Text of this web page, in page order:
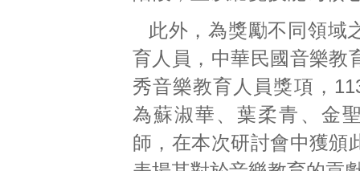
此外，為獎勵不同領域
育人員，中華民國音樂教
秀音樂教育人員獎項，
為蘇淑華、葉柔青、金
師，在本次研討會中獲頒